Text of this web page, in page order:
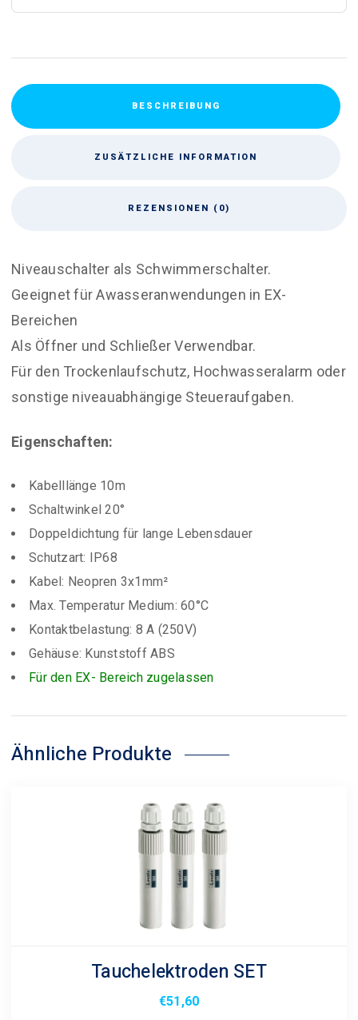
BESCHREIBUNG
ZUSÄTZLICHE INFORMATION
REZENSIONEN (0)
Niveauschalter als Schwimmerschalter.
Geeignet für Awasseranwendungen in EX-
Bereichen
Als Öffner und Schließer Verwendbar.
Für den Trockenlaufschutz, Hochwasseralarm oder
sonstige niveauabhängige Steueraufgaben.
Eigenschaften:
Kabelllänge 10m
Schaltwinkel 20°
Doppeldichtung für lange Lebensdauer
Schutzart: IP68
Kabel: Neopren 3x1mm²
Max. Temperatur Medium: 60°C
Kontaktbelastung: 8 A (250V)
Gehäuse: Kunststoff ABS
Für den EX- Bereich zugelassen
Ähnliche Produkte
Tauchelektroden SET
€51,60